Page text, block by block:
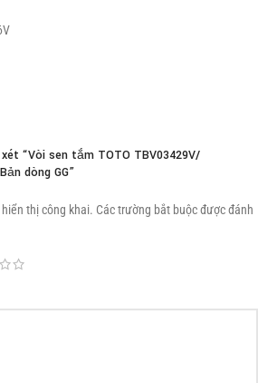
“Vòi sen tắm TOTO TBV03429V/
dòng GG”
thị công khai. Các trường bắt buộc được đánh